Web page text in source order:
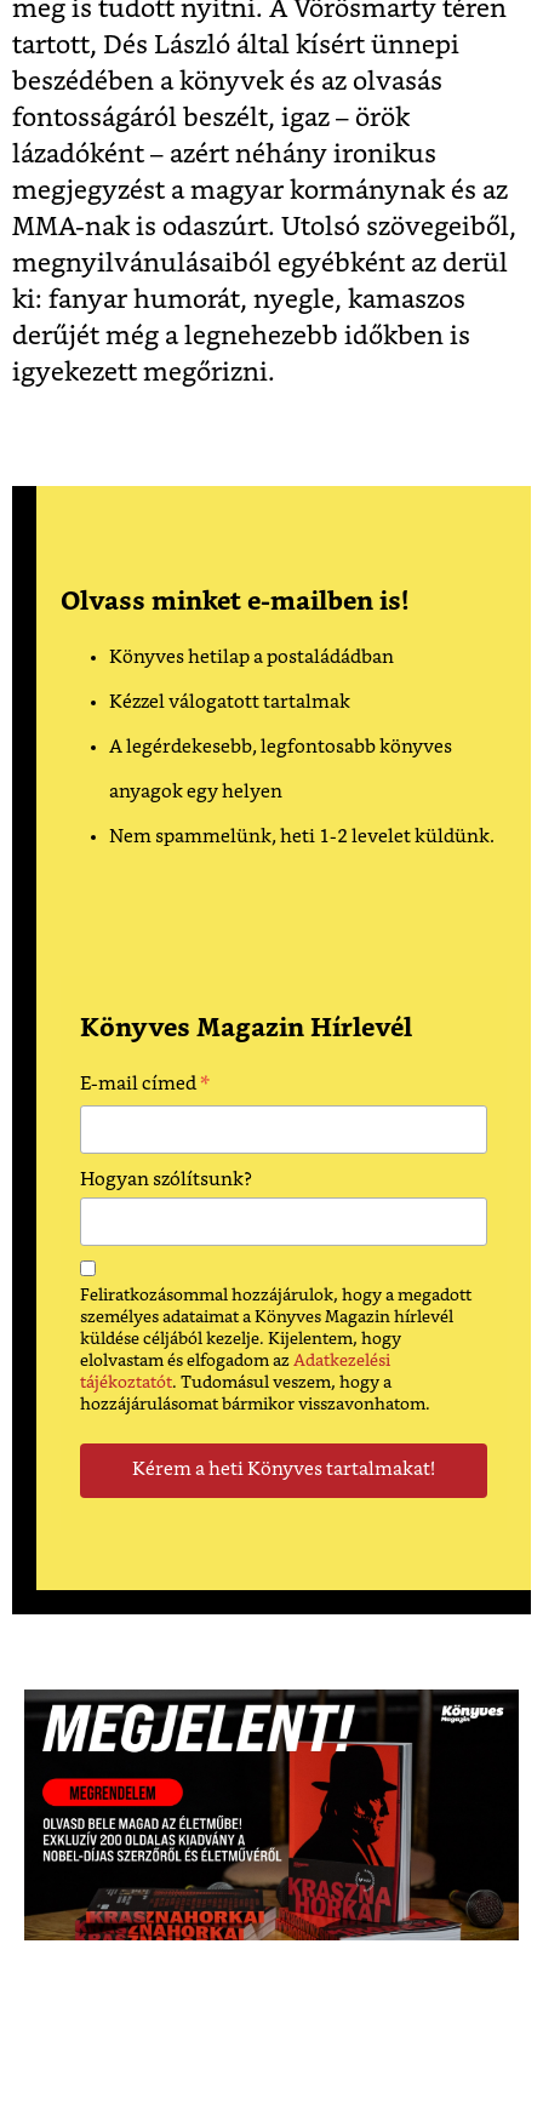
meg is tudott nyitni. A Vörösmarty téren
tartott, Dés László által kísért ünnepi
beszédében a könyvek és az olvasás
fontosságáról beszélt, igaz – örök
lázadóként – azért néhány ironikus
megjegyzést a magyar kormánynak és az
MMA-nak is odaszúrt. Utolsó szövegeiből,
megnyilvánulásaiból egyébként az derül
ki: fanyar humorát, nyegle, kamaszos
derűjét még a legnehezebb időkben is
igyekezett megőrizni.
Olvass minket e-mailben is!
Könyves hetilap a postaládádban
Kézzel válogatott tartalmak
A legérdekesebb, legfontosabb könyves
anyagok egy helyen
Nem spammelünk, heti 1-2 levelet küldünk.
Könyves Magazin Hírlevél
E-mail címed*
Hogyan szólítsunk?
Feliratkozásommal hozzájárulok, hogy a megadott
személyes adataimat a Könyves Magazin hírlevél
küldése céljából kezelje. Kijelentem, hogy
elolvastam és elfogadom az Adatkezelési
tájékoztatót. Tudomásul veszem, hogy a
hozzájárulásomat bármikor visszavonhatom.